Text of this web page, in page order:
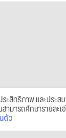
ะสิทธิภาพ และประ
มารถศึกษารายละเ
ตัว